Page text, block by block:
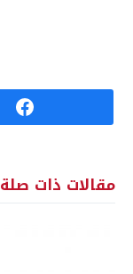
مقالات ذات صلة